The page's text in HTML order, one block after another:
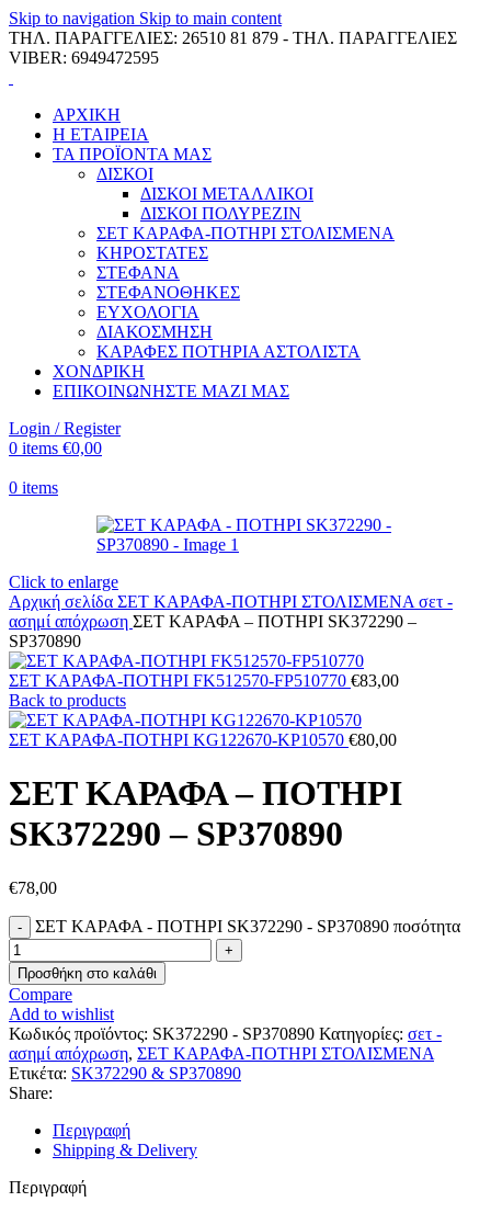
Skip to navigation Skip to main content
ΤΗΛ. ΠΑΡΑΓΓΕΛΙΕΣ: 26510 81 879 - ΤΗΛ. ΠΑΡΑΓΓΕΛΙΕΣ
VIBER: 6949472595
ΑΡΧΙΚΗ
Η ΕΤΑΙΡΕΙΑ
ΤΑ ΠΡΟΪΟΝΤΑ ΜΑΣ
ΔΙΣΚΟΙ
ΔΙΣΚΟΙ ΜΕΤΑΛΛΙΚΟΙ
ΔΙΣΚΟΙ ΠΟΛΥΡΕΖΙΝ
ΣΕΤ ΚΑΡΑΦΑ-ΠΟΤΗΡΙ ΣΤΟΛΙΣΜΕΝΑ
ΚΗΡΟΣΤΑΤΕΣ
ΣΤΕΦΑΝΑ
ΣΤΕΦΑΝΟΘΗΚΕΣ
ΕΥΧΟΛΟΓΙΑ
ΔΙΑΚΟΣΜΗΣΗ
ΚΑΡΑΦΕΣ ΠΟΤΗΡΙΑ ΑΣΤΟΛΙΣΤΑ
ΧΟΝΔΡΙΚΗ
ΕΠΙΚΟΙΝΩΝΗΣΤΕ ΜΑΖΙ ΜΑΣ
Login / Register
0 items €0,00
0 items
Click to enlarge
Αρχική σελίδα ΣΕΤ ΚΑΡΑΦΑ-ΠΟΤΗΡΙ ΣΤΟΛΙΣΜΕΝΑ σετ -
ασημί απόχρωση ΣΕΤ ΚΑΡΑΦΑ – ΠΟΤΗΡΙ SK372290 –
SP370890
ΣΕΤ ΚΑΡΑΦΑ-ΠΟΤΗΡΙ FK512570-FP510770 €83,00
Back to products
ΣΕΤ ΚΑΡΑΦΑ-ΠΟΤΗΡΙ KG122670-KP10570 €80,00
ΣΕΤ ΚΑΡΑΦΑ – ΠΟΤΗΡΙ
SK372290 – SP370890
€78,00
ΣΕΤ ΚΑΡΑΦΑ - ΠΟΤΗΡΙ SK372290 - SP370890 ποσότητα
Προσθήκη στο καλάθι
Compare
Add to wishlist
Κωδικός προϊόντος: SK372290 - SP370890 Κατηγορίες: σετ -
ασημί απόχρωση, ΣΕΤ ΚΑΡΑΦΑ-ΠΟΤΗΡΙ ΣΤΟΛΙΣΜΕΝΑ
Ετικέτα: SK372290 & SP370890
Share:
Περιγραφή
Shipping & Delivery
Περιγραφή